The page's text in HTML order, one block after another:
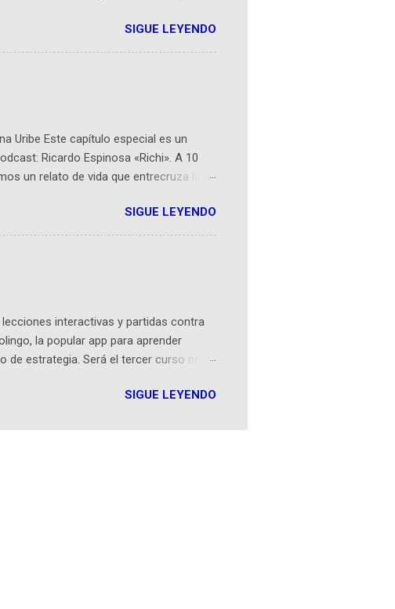
una competencia mundial que opera en
espaciales como satélites y
Planetario (calle 26B #5-93), in...
SIGUE LEYENDO
Uribe Este capítulo especial es un
Ricardo Espinosa «Richi». A 10
un relato de vida que entrecruza la
una joven librera de Barichara y de
directamente de una novela de espías
los libros reunidos por Richi hoy se
Sociales! Facebook:
SIGUE LEYENDO
interactivas y partidas contra
la popular app para aprender
de estrategia. Será el tercer curso no
básico, como mover un alfil, hasta jugar
nos enseñó francés, ahora nos
SIGUE LEYENDO